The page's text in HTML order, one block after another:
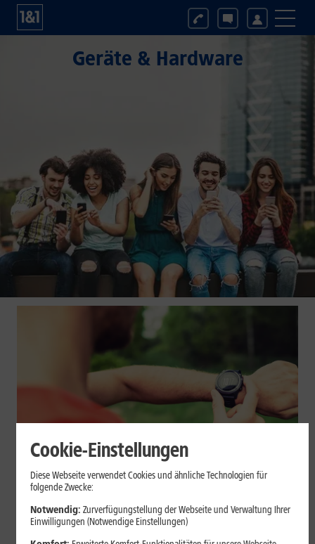
Geräte & Hardware
Geräte & Hardware
Smartwatch beim Sport: So
unterstützt sie Dein Training
Cookie-Einstellungen
Diese Webseite verwendet Cookies und ähnliche Technologien für
folgende Zwecke:
Notwendig: Zurverfügungstellung der Webseite und Verwaltung Ihrer
Einwilligungen (Notwendige Einstellungen)